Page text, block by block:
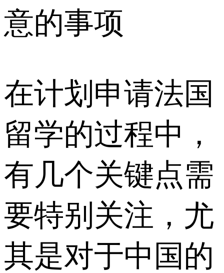
意的事项
在计划申请法国
留学的过程中，
有几个关键点需
要特别关注，尤
其是对于中国的